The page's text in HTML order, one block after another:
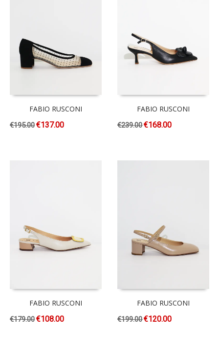
FABIO RUSCONI
€195.00€137.00
FABIO RUSCONI
€239.00€168.00
FABIO RUSCONI
€179.00€108.00
FABIO RUSCONI
€199.00€120.00